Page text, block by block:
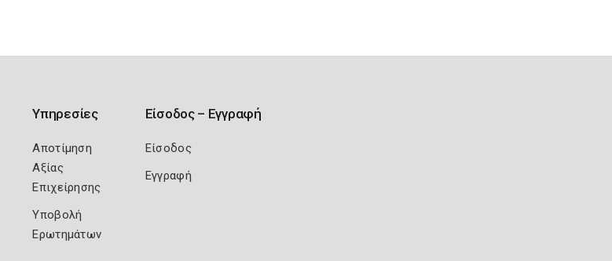
Υπηρεσίες
Αποτίμηση
Αξίας
Επιχείρησης
Υποβολή
Ερωτημάτων
Είσοδος – Εγγραφή
Είσοδος
Εγγραφή